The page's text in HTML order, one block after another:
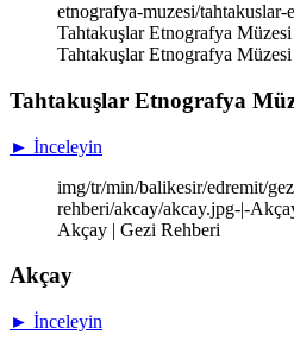
etnografya-muzesi/
Tahtakuşlar Etnografya
Tahtakuşlar Etnografya
Tahtakuşlar Etnografya
► İnceleyin
img/tr/min/balikesir/edremit/
rehberi/akcay/akcay.jpg-|-
Akçay | Gezi Rehberi
Akçay
► İnceleyin